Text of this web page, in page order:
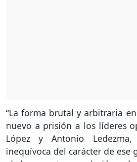
“La forma brutal y arbitraria
nuevo a prisión a los líderes
López y Antonio
inequívoca del carácter de ese